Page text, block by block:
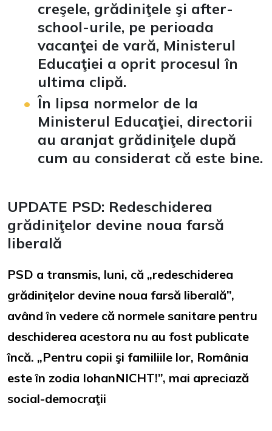
creşele, grădiniţele şi after-
school-urile, pe perioada
vacanţei de vară, Ministerul
Educaţiei a oprit procesul în
ultima clipă.
În lipsa normelor de la
Ministerul Educaţiei, directorii
au aranjat grădiniţele după
cum au considerat că este bine.
UPDATE PSD: Redeschiderea
grădiniţelor devine noua farsă
liberală
PSD a transmis, luni, că „redeschiderea
grădiniţelor devine noua farsă liberală”,
având în vedere că normele sanitare pentru
deschiderea acestora nu au fost publicate
încă. „Pentru copii şi familiile lor, România
este în zodia IohanNICHT!”, mai apreciază
social-democraţii